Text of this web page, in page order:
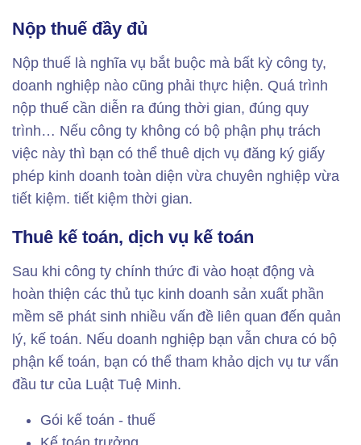
Nộp thuế đầy đủ
Nộp thuế là nghĩa vụ bắt buộc mà bất kỳ công ty,
doanh nghiệp nào cũng phải thực hiện. Quá trình
nộp thuế cần diễn ra đúng thời gian, đúng quy
trình… Nếu công ty không có bộ phận phụ trách
việc này thì bạn có thể thuê dịch vụ đăng ký giấy
phép kinh doanh toàn diện vừa chuyên nghiệp vừa
tiết kiệm. tiết kiệm thời gian.
Thuê kế toán, dịch vụ kế toán
Sau khi công ty chính thức đi vào hoạt động và
hoàn thiện các thủ tục kinh doanh sản xuất phần
mềm sẽ phát sinh nhiều vấn đề liên quan đến quản
lý, kế toán. Nếu doanh nghiệp bạn vẫn chưa có bộ
phận kế toán, bạn có thể tham khảo dịch vụ tư vấn
đầu tư của Luật Tuệ Minh.
Gói kế toán - thuế